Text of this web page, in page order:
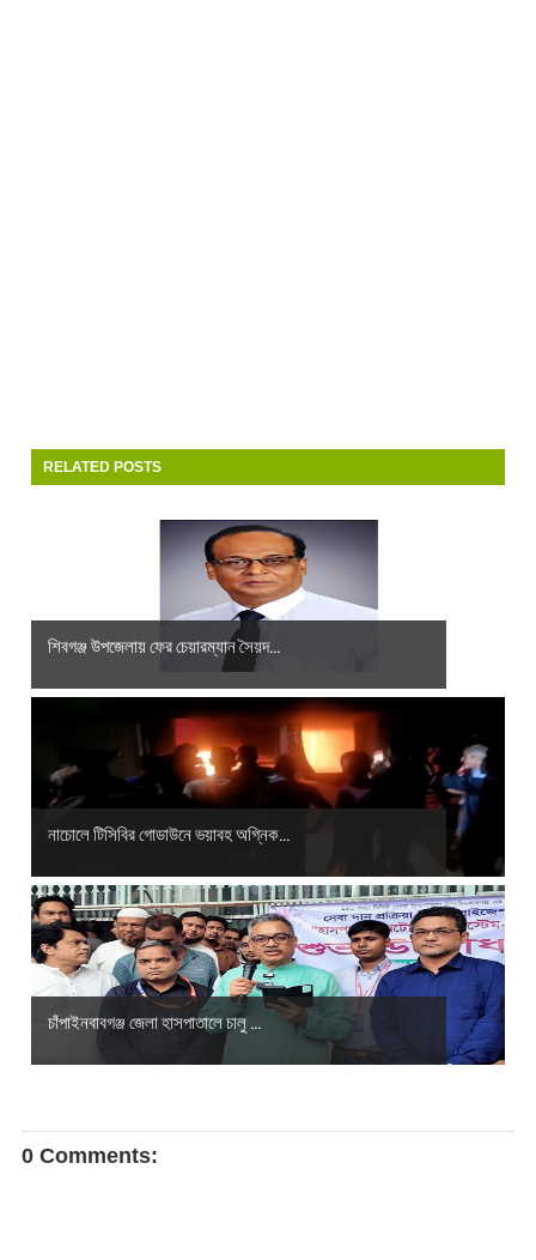
RELATED POSTS
শিবগঞ্জ উপজেলায় ফের চেয়ারম্যান সৈয়দ...
নাচোলে টিসিবির গোডাউনে ভয়াবহ অগ্নিক...
চাঁপাইনবাবগঞ্জ জেলা হাসপাতালে চালু ...
0 Comments: